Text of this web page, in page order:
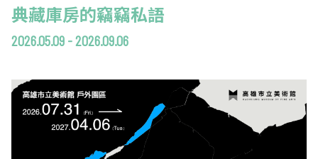
典藏庫房的竊竊私語
2026.05.09 - 2026.09.06